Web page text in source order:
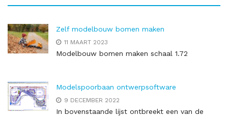
Zelf modelbouw bomen maken
11 MAART 2023
Modelbouw bomen maken schaal 1.72
Modelspoorbaan ontwerpsoftware
9 DECEMBER 2022
In bovenstaande lijst ontbreekt een van de